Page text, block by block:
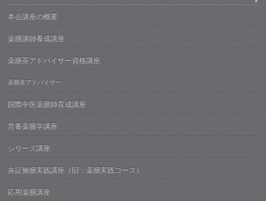
本会講座の概要
薬膳講師養成講座
薬膳茶アドバイザー資格講座
薬膳茶アドバイザー
国際中医薬膳師育成講座
営養薬膳学講座
シリーズ講座
弁証施膳実践講座（旧：薬膳実践コース）
応用薬膳講座